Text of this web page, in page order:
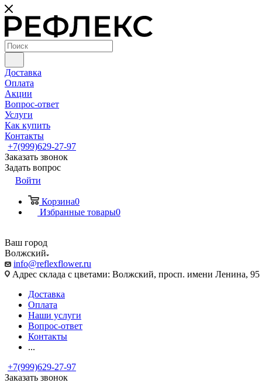
Доставка
Оплата
Акции
Вопрос-ответ
Услуги
Как купить
Контакты
+7(999)629-27-97
Заказать звонок
Задать вопрос
Войти
Корзина0
Избранные товары0
Ваш город
Волжский
info@reflexflower.ru
Адрес склада с цветами: Волжский, просп. имени Ленина, 95
Доставка
Оплата
Наши услуги
Вопрос-ответ
Контакты
...
+7(999)629-27-97
Заказать звонок